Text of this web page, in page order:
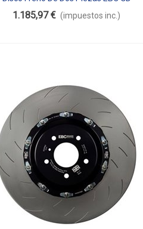
Flotante SG2FC1864
1.185,97 € (impuestos inc.)